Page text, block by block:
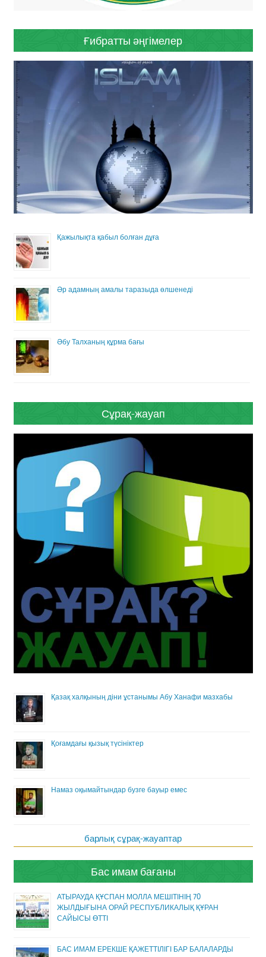
Ғибратты әңгімелер
Қажылықта қабыл болған дұға
Әр адамның амалы таразыда өлшенеді
Әбу Талханың құрма бағы
Сұрақ-жауап
Қазақ халқының діни ұстанымы Абу Ханафи мазхабы
Қоғамдағы қызық түсініктер
Намаз оқымайтындар бузге бауыр емес
барлық сұрақ-жауаптар
Бас имам бағаны
АТЫРАУДА ҚҰСПАН МОЛЛА МЕШІТІНІҢ 70
ЖЫЛДЫҒЫНА ОРАЙ РЕСПУБЛИКАЛЫҚ ҚҰРАН
САЙЫСЫ ӨТТІ
БАС ИМАМ ЕРЕКШЕ ҚАЖЕТТІЛІГІ БАР БАЛАЛАРДЫ